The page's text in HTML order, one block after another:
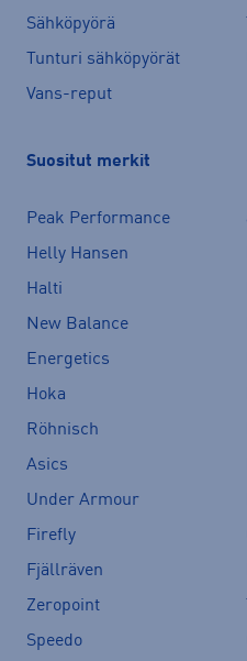
Sähköpyörä
Tunturi sähköpyörät
Vans-reput
Suositut merkit
Peak Performance
Helly Hansen
Halti
New Balance
Energetics
Hoka
Röhnisch
Asics
Under Armour
Firefly
Fjällräven
Zeropoint
Speedo